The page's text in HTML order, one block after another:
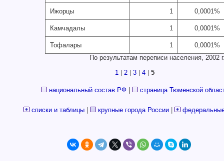
Ижорцы 1 0,0001%
Камчадалы 1 0,0001%
Тофалары 1
0,0001%
По результатам переписи населения, 2002
1
2 3 4 5
национальный состав РФ| страница Тюменской
списки и таблицы| крупные города России|